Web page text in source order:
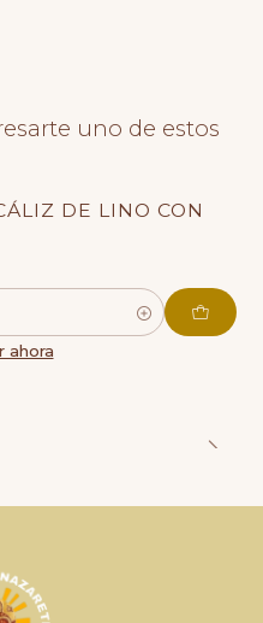
uno de estos
DE LINO CON
ahora